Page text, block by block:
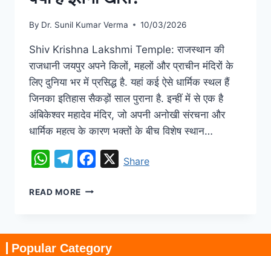
By Dr. Sunil Kumar Verma 10/03/2026
Shiv Krishna Lakshmi Temple: राजस्थान की
राजधानी जयपुर अपने किलों, महलों और प्राचीन मंदिरों के
लिए दुनिया भर में प्रसिद्ध है. यहां कई ऐसे धार्मिक स्थल हैं
जिनका इतिहास सैकड़ों साल पुराना है. इन्हीं में से एक है
अंबिकेश्वर महादेव मंदिर, जो अपनी अनोखी संरचना और
धार्मिक महत्व के कारण भक्तों के बीच विशेष स्थान…
WhatsAppTelegramFacebook
XShare
READ MORE
Popular Category